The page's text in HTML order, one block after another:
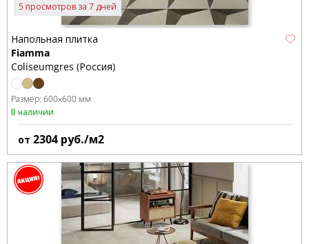
5 просмотров за 7 дней
Напольная плитка
Fiamma
Coliseumgres (Россия)
Размер: 600x600 мм
В наличии
от 2304 руб./м2